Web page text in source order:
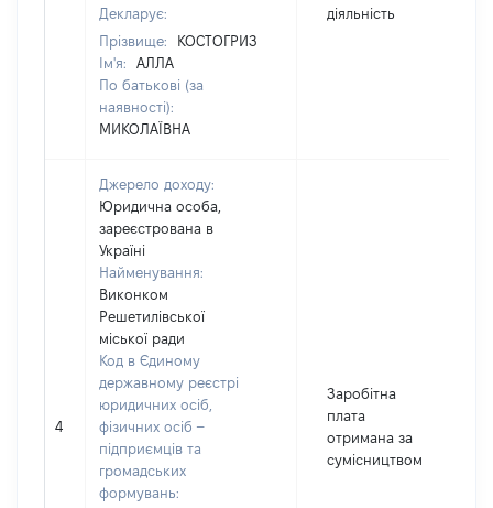
Декларує:
Прізвище:
КОСТОГРИЗ
Ім'я:
АЛЛА
По батькові (за
наявності):
МИКОЛАЇВНА
діяльність
4
Джерело доходу:
Юридична особа,
зареєстрована в
Україні
Найменування:
Виконком
Решетилівської
міської ради
Код в Єдиному
державному реєстрі
юридичних осіб,
фізичних осіб –
підприємців та
громадських
формувань:
Заробітна
плата
отримана за
сумісництвом